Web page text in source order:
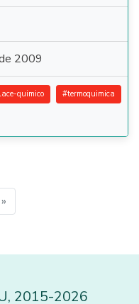
2009
quimico #termoquimica
»
, 2015-2026